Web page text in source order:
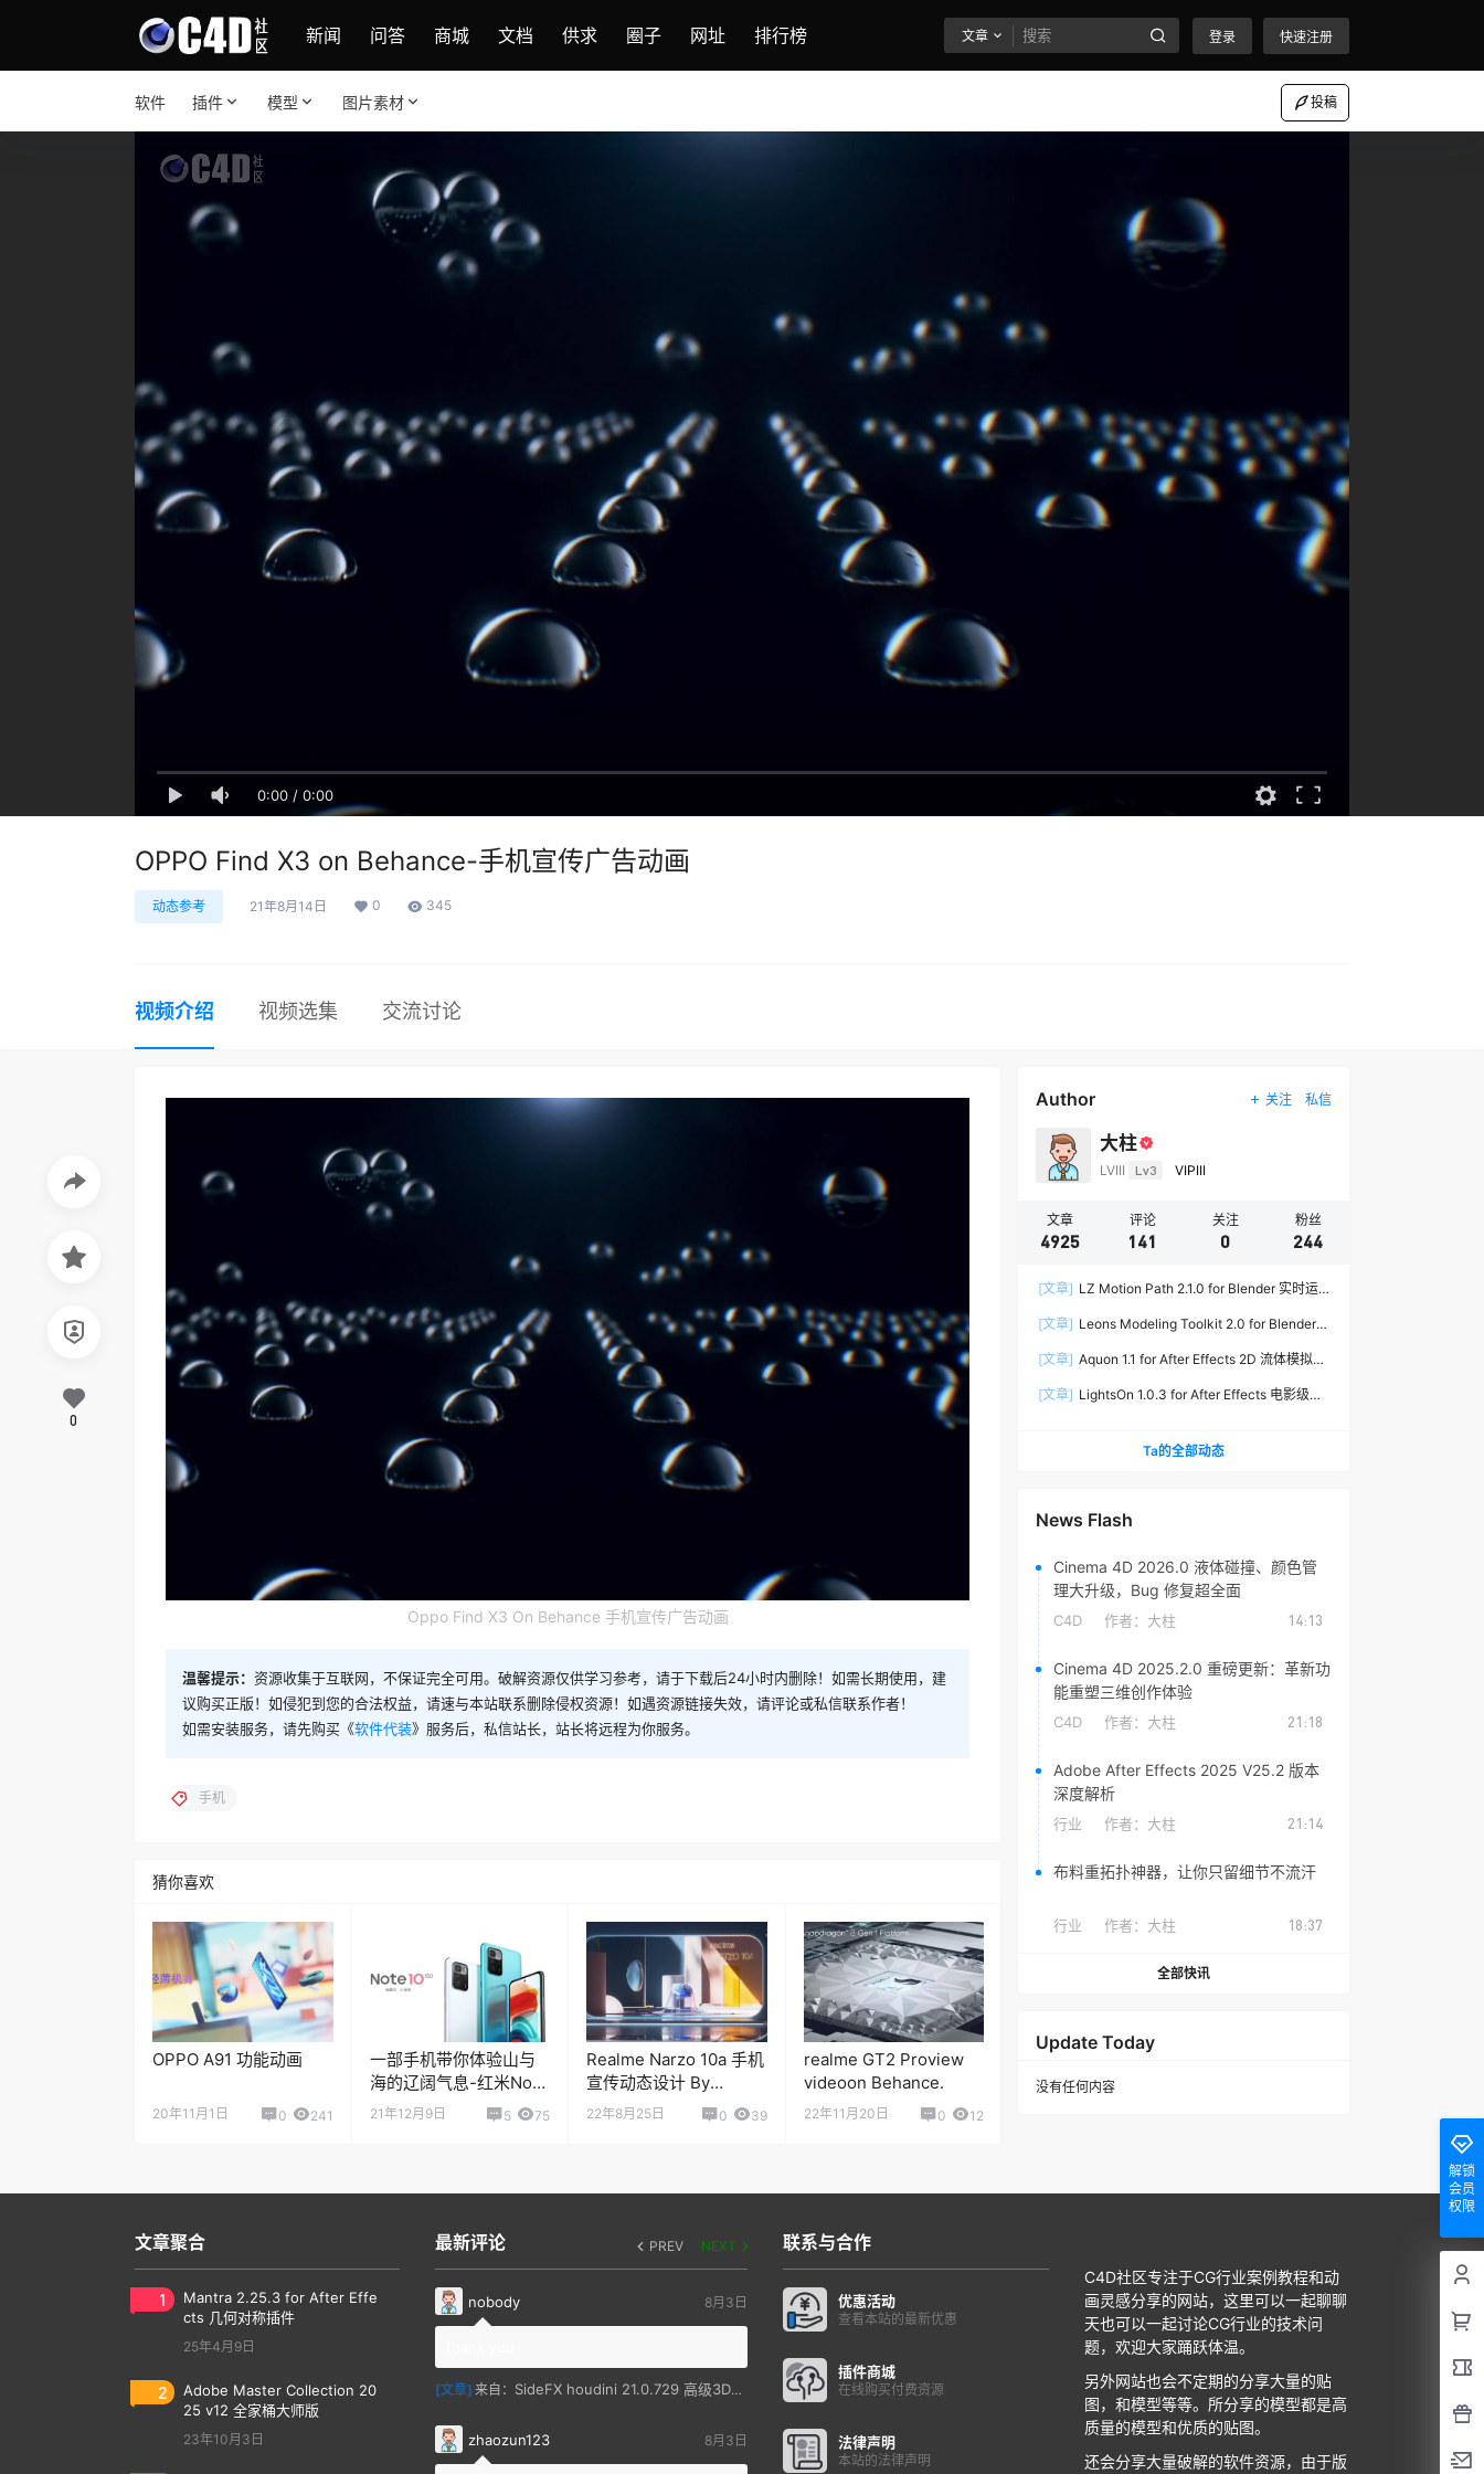
新闻 问答 商城 文档 供求 圈子 网址 排行榜 文章 登录 快速注册
软件 插件 模型 图片素材 投稿
0:00 / 0:00
OPPO Find X3 on Behance-手机宣传广告动画
动态参考 21年8月14日 0 345
视频介绍 视频选集 交流讨论
Oppo Find X3 On Behance 手机宣传广告动画
温馨提示： 资源收集于互联网，不保证完全可用。破解资源仅供学习参考，请于下载后24小时内删除！如需长期使用，建
议购买正版！如侵犯到您的合法权益，请速与本站联系删除侵权资源！如遇资源链接失效，请评论或私信联系作者！
如需安装服务，请先购买《软件代装》服务后，私信站长，站长将远程为你服务。
0
手机
猜你喜欢
OPPO A91 功能动画
20年11月1日 0 241
一部手机带你体验山与
海的辽阔气息-红米Note
10 Pro
21年12月9日 5 75
Realme Narzo 10a 手机
宣传动态设计 By
Realme
22年8月25日 0 39
realme GT2 Proview
videoon Behance.
22年11月20日 0 12
Author 关注 私信
大柱
LVIII Lv3 VIPIII
文章
4925
评论
141
关注
0
粉丝
244
[文章] LZ Motion Path 2.1.0 for Blender 实时运
[文章] Leons Modeling Toolkit 2.0 for Blender
[文章] Aquon 1.1 for After Effects 2D 流体模拟插
[文章] LightsOn 1.0.3 for After Effects 电影级镜
Ta的全部动态
News Flash
Cinema 4D 2026.0 液体碰撞、颜色管
理大升级，Bug 修复超全面
C4D 作者： 大柱 14:13
Cinema 4D 2025.2.0 重磅更新：革新功
能重塑三维创作体验
C4D 作者： 大柱 21:18
Adobe After Effects 2025 V25.2 版本
深度解析
行业 作者： 大柱 21:14
布料重拓扑神器，让你只留细节不流汗
行业 作者： 大柱 18:37
全部快讯
Update Today
没有任何内容
解锁
会员
权限
文章聚合
1
Mantra 2.25.3 for After Effe
cts 几何对称插件
25年4月9日
2
Adobe Master Collection 20
25 v12 全家桶大师版
23年10月3日
最新评论 PREV NEXT
nobody 8月3日
[文章] 来自： SideFX houdini 21.0.729 高级3D特效软件
zhaozun123 8月3日
联系与合作
优惠活动
查看本站的最新优惠
插件商城
在线购买付费资源
法律声明
本站的法律声明
C4D社区专注于CG行业案例教程和动
画灵感分享的网站，这里可以一起聊聊
天也可以一起讨论CG行业的技术问
题，欢迎大家踊跃体温。
另外网站也会不定期的分享大量的贴
图，和模型等等。所分享的模型都是高
质量的模型和优质的贴图。
还会分享大量破解的软件资源，由于版